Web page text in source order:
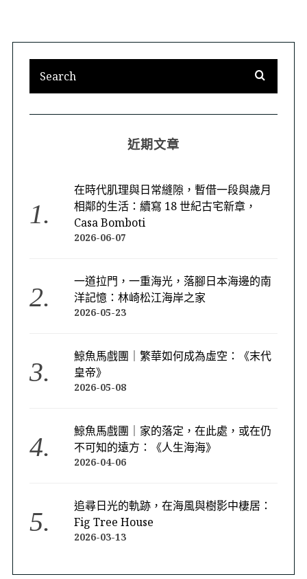
近期文章
在時代肌理與日常縫隙，暫借一段與歲月
相鄰的生活：續寫 18 世紀古宅新章，
Casa Bomboti
2026-06-07
一道拉門，一重海光，落腳日本海邊的南
洋記憶：林崎松江海岸之家
2026-05-23
鯨魚馬戲團｜繁華如何成為虛空：《末代
皇帝》
2026-05-08
鯨魚馬戲團｜家的落定，在此處，或在仍
不可知的遠方：《人生海海》
2026-04-06
追尋日光的軌跡，在海風與樹影中棲居：
Fig Tree House
2026-03-13